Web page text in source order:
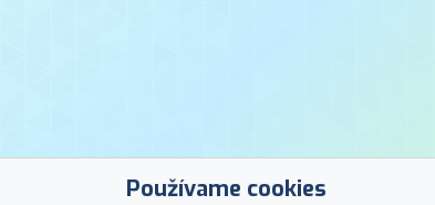
Používame cookies